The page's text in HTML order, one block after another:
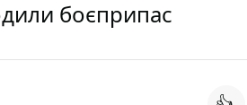
боєприпас